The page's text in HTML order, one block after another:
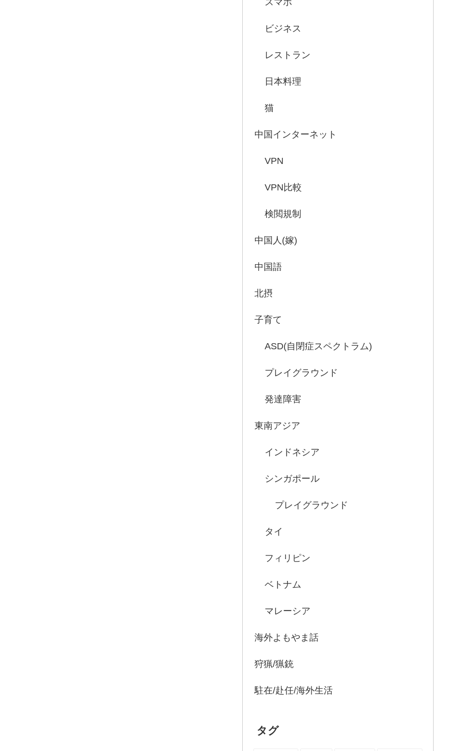
スマホ
ビジネス
レストラン
日本料理
猫
中国インターネット
VPN
VPN比較
検閲規制
中国人(嫁)
中国語
北摂
子育て
ASD(自閉症スペクトラム)
プレイグラウンド
発達障害
東南アジア
インドネシア
シンガポール
プレイグラウンド
タイ
フィリピン
ベトナム
マレーシア
海外よもやま話
狩猟/猟銃
駐在/赴任/海外生活
タグ